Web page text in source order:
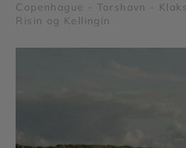
Copenhague - Torshavn -
Risin og Kellingin